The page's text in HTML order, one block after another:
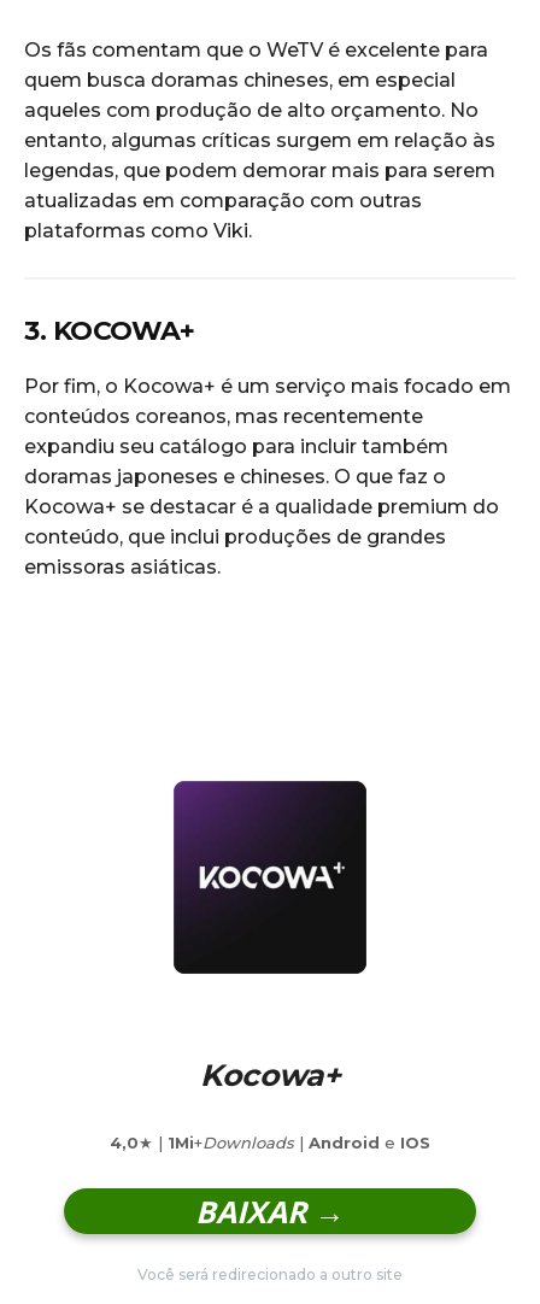
Os fãs comentam que o WeTV é excelente para
quem busca doramas chineses, em especial
aqueles com produção de alto orçamento. No
entanto, algumas críticas surgem em relação às
legendas, que podem demorar mais para serem
atualizadas em comparação com outras
plataformas como Viki.
3. KOCOWA+
Por fim, o Kocowa+ é um serviço mais focado em
conteúdos coreanos, mas recentemente
expandiu seu catálogo para incluir também
doramas japoneses e chineses. O que faz o
Kocowa+ se destacar é a qualidade premium do
conteúdo, que inclui produções de grandes
emissoras asiáticas.
Kocowa+
4,0★ | 1Mi+Downloads| Android e IOS
BAIXAR →
Você será redirecionado a outro site